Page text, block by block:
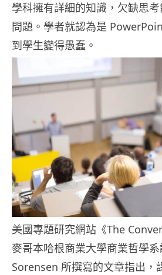
學科擁有詳細的知識，欠缺思
問題。學者就認為是
到學生變得愚蠢。
美國專題研究網站《The
麥哥本哈根商業大學商業哲學
Sorensen 所撰寫的文章指出，